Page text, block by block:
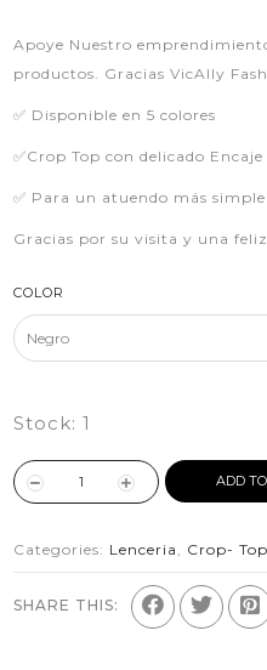
Apoye Nuestro
productos. Gracias VicAlly
✅ Disponible en 5 colores
✅Crop Top con delicado Encaje
✅ Para un atuendo más
Gracias por su visita y una
COLOR
Stock: 1
ADD
Categories: Lenceria , Crop- Top
SHARE THIS: